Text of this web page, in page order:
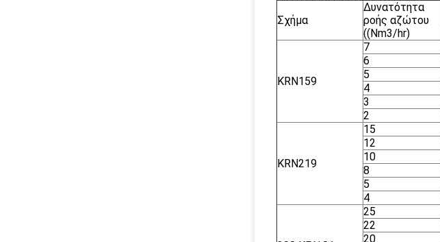
Σχήμα
Δυνατότητα
ροής αζώτου
((Nm3/hr)
KRN159
7
6
5
4
3
2
KRN219
15
12
10
8
5
4
25
22
20